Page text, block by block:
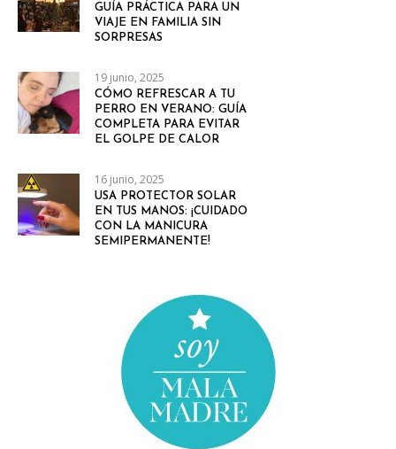
GUÍA PRÁCTICA PARA UN
VIAJE EN FAMILIA SIN
SORPRESAS
19 junio, 2025
CÓMO REFRESCAR A TU
PERRO EN VERANO: GUÍA
COMPLETA PARA EVITAR
EL GOLPE DE CALOR
16 junio, 2025
USA PROTECTOR SOLAR
EN TUS MANOS: ¡CUIDADO
CON LA MANICURA
SEMIPERMANENTE!